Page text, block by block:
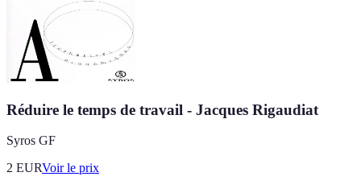
Réduire le temps de travail - Jacques Rigaudiat
Syros GF
2 EURVoir le prix